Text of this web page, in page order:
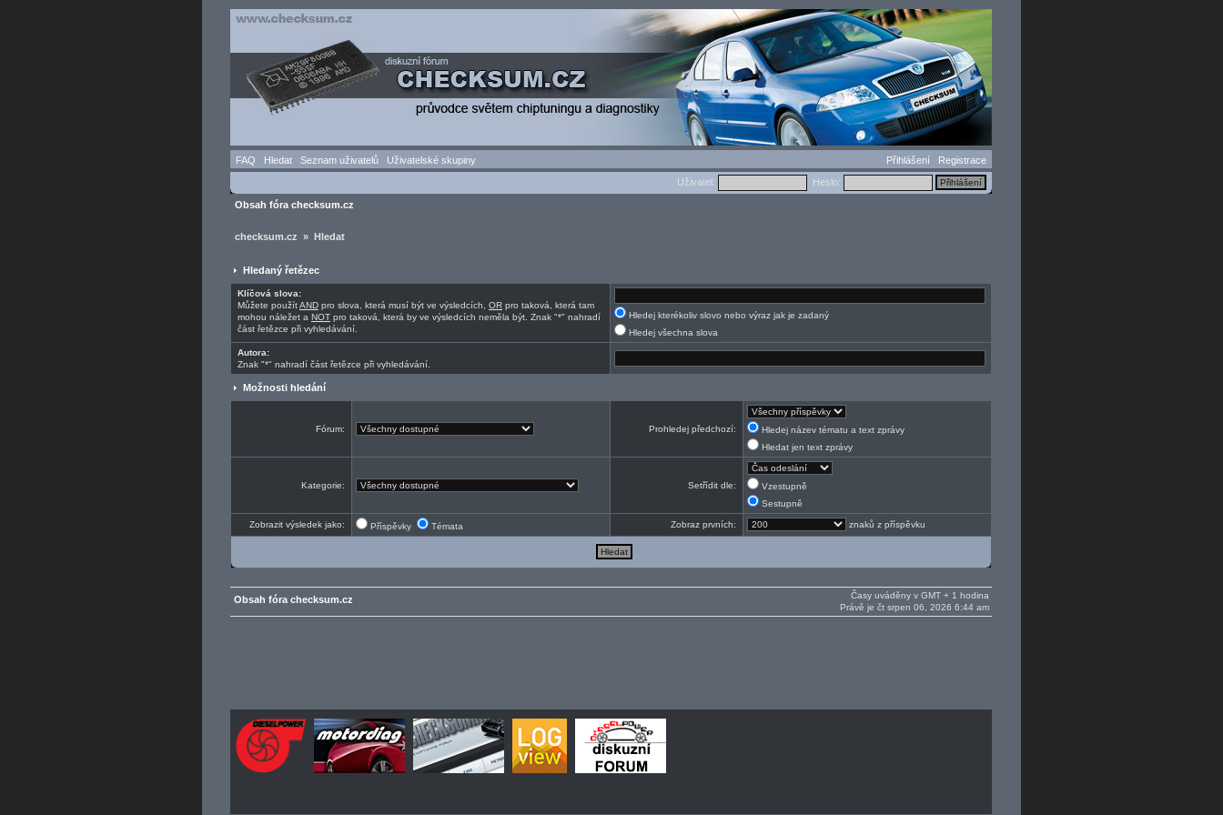
FAQ Hledat Seznam uživatelů Uživatelské skupiny Přihlášení
Registrace
Uživatel:
Heslo:
Obsah fóra checksum.cz
checksum.cz » Hledat
Hledaný řetězec
Klíčová slova:
Můžete použítAND pro slova, která musí být ve výsledcích, OR pro taková, která tam
mohou náležet a NOT pro taková, která by ve výsledcích neměla být. Znak "*" nahradí
část řetězce při vyhledávání.
Hledej kterékoliv slovo nebo výraz jak je zadaný
Hledej všechna slova
Autora:
Znak "*" nahradí část řetězce při vyhledávání.
Možnosti hledání
Fórum: Prohledej předchozí:
Hledej název tématu a text zprávy
Hledat jen text zprávy
Kategorie: Setřídit dle:
Vzestupně
Sestupně
Zobrazit výsledek jako: Příspěvky Témata Zobraz prvních: znaků z příspěvku
Časy uváděny v GMT + 1 hodina
Právě je čt srpen 06, 2026 6:44 am
Obsah fóra checksum.cz